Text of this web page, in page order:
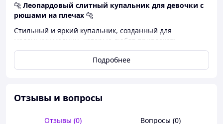
🐆 Леопардовый слитный купальник для девочки с
рюшами на плечах 🐆
Стильный и яркий купальник, созданный для
маленьких модниц, которые любят привлекать
внимание. Модный леопардовый принт смотрится
эффектно и современно, а нежные рюши на плечах
добавляют образу легкости и очарования.
комфорт во время купания, активных игр и отдыха у
воды. Купальник отлично подойдет для пляжа,
Подробнее
Отзывы и вопросы
Отзывы (0) Вопросы (0)